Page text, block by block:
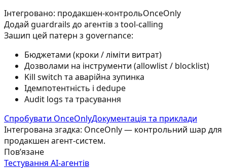
Інтегровано: продакшен-контрольOnceOnly
Додай guardrails до агентів з tool-calling
Зашип цей патерн з governance:
Бюджетами (кроки / ліміти витрат)
Дозволами на інструменти (allowlist / blocklist)
Kill switch та аварійна зупинка
Ідемпотентність і dedupe
Audit logs та трасування
Спробувати OnceOnlyДокументація та приклади
Інтегрована згадка: OnceOnly — контрольний шар для
продакшен агент-систем.
Повʼязане
Тестування AI-агентів